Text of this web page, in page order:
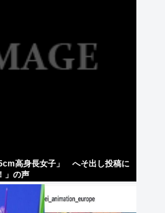
高身長女子」 へそ出し投稿に
」の声